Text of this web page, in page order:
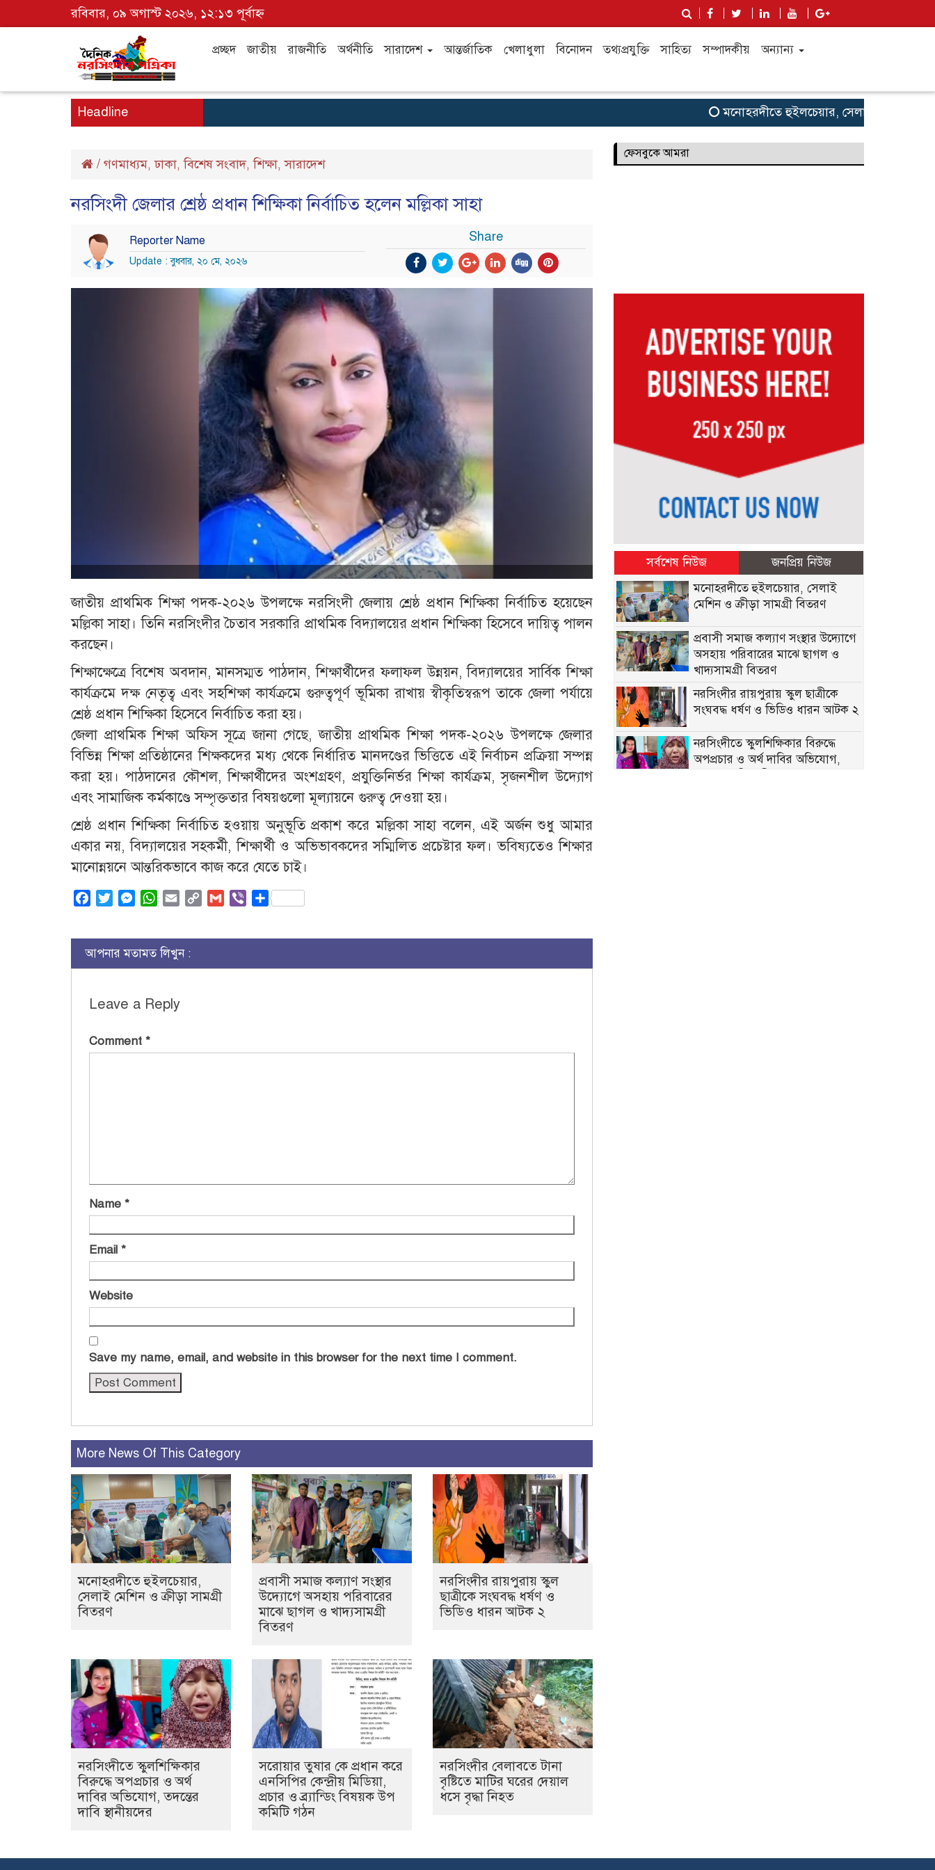
রবিবার, ০৯ অগাস্ট ২০২৬, ১২:১৩ পূর্বাহ্ন
প্রচ্ছদ জাতীয় রাজনীতি অর্থনীতি সারাদেশ আন্তর্জাতিক খেলাধুলা বিনোদন তথ্যপ্রযুক্তি সাহিত্য সম্পাদকীয় অন্যান্য
Headline মনোহরদীতে হুইলচেয়ার, সেলাই মেশিন ও ক্রীড়া
/ গণমাধ্যম,ঢাকা,বিশেষ সংবাদ,শিক্ষা,সারাদেশ
নরসিংদী জেলার শ্রেষ্ঠ প্রধান শিক্ষিকা নির্বাচিত হলেন মল্লিকা সাহা
Reporter Name
Update : বুধবার, ২০ মে, ২০২৬
Share
জাতীয় প্রাথমিক শিক্ষা পদক-২০২৬ উপলক্ষে নরসিংদী জেলায় শ্রেষ্ঠ প্রধান শিক্ষিকা নির্বাচিত হয়েছেন
মল্লিকা সাহা। তিনি নরসিংদীর চৈতাব সরকারি প্রাথমিক বিদ্যালয়ের প্রধান শিক্ষিকা হিসেবে দায়িত্ব পালন
করছেন।
শিক্ষাক্ষেত্রে বিশেষ অবদান, মানসম্মত পাঠদান, শিক্ষার্থীদের ফলাফল উন্নয়ন, বিদ্যালয়ের সার্বিক শিক্ষা
কার্যক্রমে দক্ষ নেতৃত্ব এবং সহশিক্ষা কার্যক্রমে গুরুত্বপূর্ণ ভূমিকা রাখায় স্বীকৃতিস্বরূপ তাকে জেলা পর্যায়ে
শ্রেষ্ঠ প্রধান শিক্ষিকা হিসেবে নির্বাচিত করা হয়।
জেলা প্রাথমিক শিক্ষা অফিস সূত্রে জানা গেছে, জাতীয় প্রাথমিক শিক্ষা পদক-২০২৬ উপলক্ষে জেলার
বিভিন্ন শিক্ষা প্রতিষ্ঠানের শিক্ষকদের মধ্য থেকে নির্ধারিত মানদণ্ডের ভিত্তিতে এই নির্বাচন প্রক্রিয়া সম্পন্ন
করা হয়। পাঠদানের কৌশল, শিক্ষার্থীদের অংশগ্রহণ, প্রযুক্তিনির্ভর শিক্ষা কার্যক্রম, সৃজনশীল উদ্যোগ
এবং সামাজিক কর্মকাণ্ডে সম্পৃক্ততার বিষয়গুলো মূল্যায়নে গুরুত্ব দেওয়া হয়।
শ্রেষ্ঠ প্রধান শিক্ষিকা নির্বাচিত হওয়ায় অনুভূতি প্রকাশ করে মল্লিকা সাহা বলেন, এই অর্জন শুধু আমার
একার নয়, বিদ্যালয়ের সহকর্মী, শিক্ষার্থী ও অভিভাবকদের সম্মিলিত প্রচেষ্টার ফল। ভবিষ্যতেও শিক্ষার
মানোন্নয়নে আন্তরিকভাবে কাজ করে যেতে চাই।
FacebookTwitterMessenger
WhatsApp
Email
Copy
Gmail ViberShare
আপনার মতামত লিখুন :
Leave a Reply
Comment *
Name *
Email *
Website
Save my name, email, and website in this browser for the next time I comment.
More News Of This Category
মনোহরদীতে হুইলচেয়ার,
সেলাই মেশিন ও ক্রীড়া সামগ্রী
বিতরণ
প্রবাসী সমাজ কল্যাণ সংস্থার
উদ্যোগে অসহায় পরিবারের
মাঝে ছাগল ও খাদ্যসামগ্রী
বিতরণ
নরসিংদীর রায়পুরায় স্কুল
ছাত্রীকে সংঘবদ্ধ ধর্ষণ ও
ভিডিও ধারন আটক ২
নরসিংদীতে স্কুলশিক্ষিকার
বিরুদ্ধে অপপ্রচার ও অর্থ
দাবির অভিযোগ, তদন্তের
দাবি স্থানীয়দের
সরোয়ার তুষার কে প্রধান করে
এনসিপির কেন্দ্রীয় মিডিয়া,
প্রচার ও ব্র্যান্ডিং বিষয়ক উপ
কমিটি গঠন
নরসিংদীর বেলাবতে টানা
বৃষ্টিতে মাটির ঘরের দেয়াল
ধসে বৃদ্ধা নিহত
ফেসবুকে আমরা
সর্বশেষ নিউজ
জনপ্রিয় নিউজ
মনোহরদীতে হুইলচেয়ার, সেলাই
মেশিন ও ক্রীড়া সামগ্রী বিতরণ
প্রবাসী সমাজ কল্যাণ সংস্থার উদ্যোগে
অসহায় পরিবারের মাঝে ছাগল ও
খাদ্যসামগ্রী বিতরণ
নরসিংদীর রায়পুরায় স্কুল ছাত্রীকে
সংঘবদ্ধ ধর্ষণ ও ভিডিও ধারন আটক ২
নরসিংদীতে স্কুলশিক্ষিকার বিরুদ্ধে
অপপ্রচার ও অর্থ দাবির অভিযোগ,